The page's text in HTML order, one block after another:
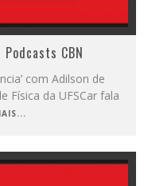
CBN
com Adilson de
Física da UFSCar fala